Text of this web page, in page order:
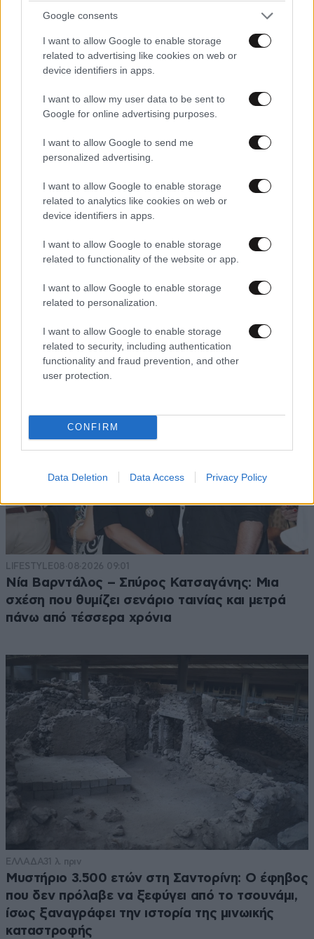
Google consents
I want to allow Google to enable storage
related to advertising like cookies on web or
device identifiers in apps.
I want to allow my user data to be sent to
Google for online advertising purposes.
I want to allow Google to send me
personalized advertising.
I want to allow Google to enable storage
related to analytics like cookies on web or
device identifiers in apps.
I want to allow Google to enable storage
related to functionality of the website or app.
I want to allow Google to enable storage
related to personalization.
I want to allow Google to enable storage
related to security, including authentication
functionality and fraud prevention, and other
user protection.
CONFIRM
Data Deletion Data Access Privacy Policy
LIFESTYLE08·08·2026 09:01
Νία Βαρντάλος – Σπύρος Κατσαγάνης: Μια
σχέση που θυμίζει σενάριο ταινίας και μετρά
πάνω από τέσσερα χρόνια
ΕΛΛΑΔΑ31 λ. πριν
Μυστήριο 3.500 ετών στη Σαντορίνη: Ο έφηβος
που δεν πρόλαβε να ξεφύγει από το τσουνάμι,
ίσως ξαναγράφει την ιστορία της μινωικής
καταστροφής